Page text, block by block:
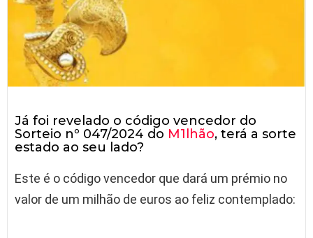
Já foi revelado o código vencedor do
Sorteio nº 047/2024 do M1lhão, terá a sorte
estado ao seu lado?
Este é o código vencedor que dará um prémio no
valor de um milhão de euros ao feliz contemplado: